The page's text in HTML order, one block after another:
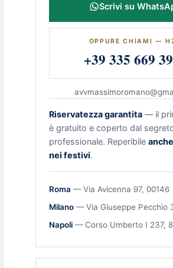
Scrivi su
OPPURE CHIAMI —
+39 335 669
Riservatezza garantita — il
è gratuito e coperto dal
professionale. Reperibile
nei festivi.
Roma — Via Avicenna 97, 00146
Milano — Via Giuseppe Pecchio
Napoli — Corso Umberto I 237,